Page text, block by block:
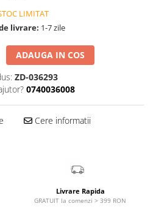
/
LIMITAT
livrare: 1-7 zile
ADAUGA IN COS
ZD-036293
0740036008
Cere informatii
Livrare Rapida
GRATUIT la comenzi > 399 RON